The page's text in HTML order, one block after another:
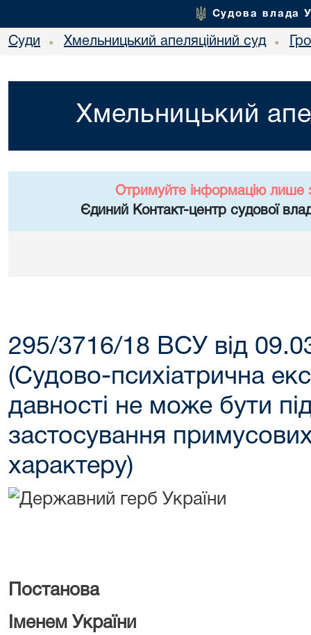
Судова влада
Суди • Хмельницький апеляційний суд •
Хмельницький
Отримуйте інформацію лише
Єдиний Контакт-центр судової
295/3716/18 ВСУ від
(Cудово-психіатрична
давності не може бути
застосування
характеру)
Постанова
Іменем України